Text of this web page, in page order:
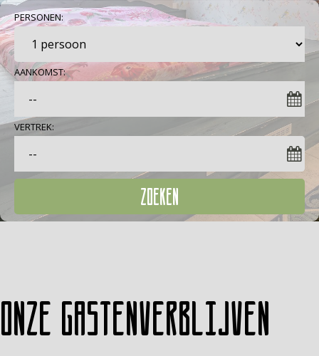
PERSONEN:
AANKOMST:
VERTREK:
ZOEKEN
Onze gastenverblijven